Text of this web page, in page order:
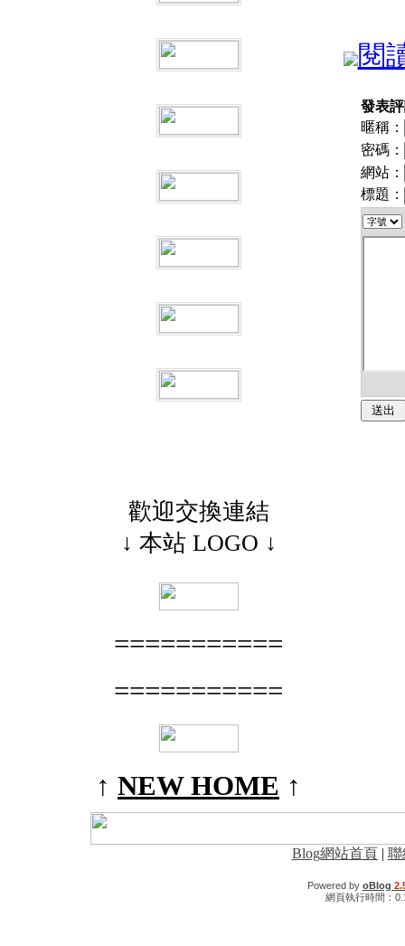
歡迎交換連結
↓ 本站 LOGO ↓
===========
===========
↑ NEW HOME ↑
閱
發表
暱稱：
密碼：
網站：
標題：
Blog網站首頁| 聯
Powered by oBlog
網頁執行時間：